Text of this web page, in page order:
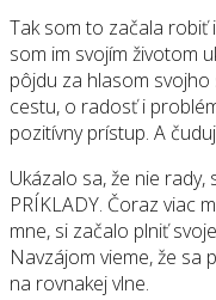
Tak som to začala robiť
som im svojím životom
pôjdu za hlasom
cestu, o radosť i
pozitívny prístup. A
Ukázalo sa, že nie
PRÍKLADY. Čoraz viac
mne, si začalo plniť
Navzájom vieme, že sa
na rovnakej vlne.